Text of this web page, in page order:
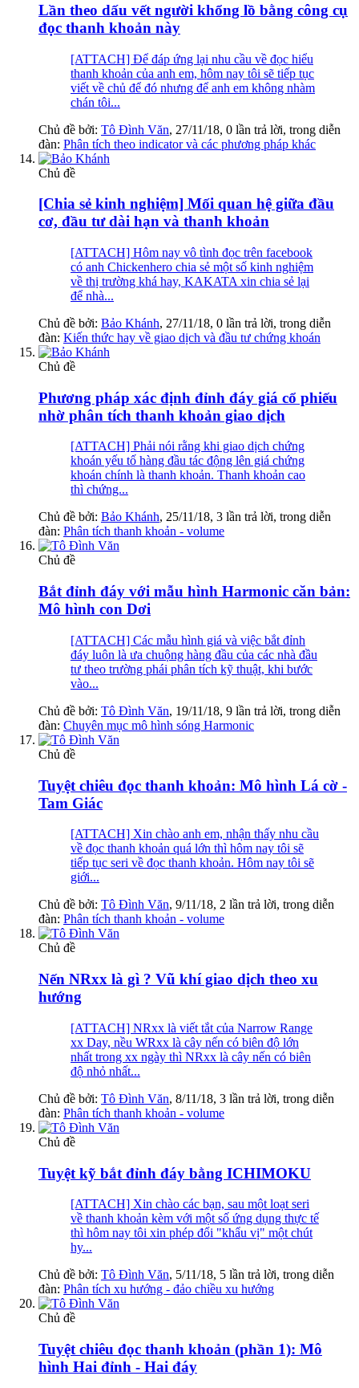
Lần theo dấu vết người khổng lồ bằng công cụ
đọc thanh khoản này
[ATTACH] Để đáp ứng lại nhu cầu về đọc hiểu
thanh khoản của anh em, hôm nay tôi sẽ tiếp tục
viết về chủ để đó nhưng để anh em không nhàm
chán tôi...
Chủ đề bởi: Tô Đình Văn, 27/11/18, 0 lần trả lời, trong diễn
đàn: Phân tích theo indicator và các phương pháp khác
Chủ đề
[Chia sẻ kinh nghiệm] Mối quan hệ giữa đầu
cơ, đầu tư dài hạn và thanh khoản
[ATTACH] Hôm nay vô tình đọc trên facebook
có anh Chickenhero chia sẻ một số kinh nghiệm
về thị trường khá hay, KAKATA xin chia sẻ lại
để nhà...
Chủ đề bởi: Bảo Khánh, 27/11/18, 0 lần trả lời, trong diễn
đàn: Kiến thức hay về giao dịch và đầu tư chứng khoán
Chủ đề
Phương pháp xác định đỉnh đáy giá cổ phiếu
nhờ phân tích thanh khoản giao dịch
[ATTACH] Phải nói rằng khi giao dịch chứng
khoán yếu tố hàng đầu tác động lên giá chứng
khoán chính là thanh khoản. Thanh khoản cao
thì chứng...
Chủ đề bởi: Bảo Khánh, 25/11/18, 3 lần trả lời, trong diễn
đàn: Phân tích thanh khoản - volume
Chủ đề
Bắt đỉnh đáy với mẫu hình Harmonic căn bản:
Mô hình con Dơi
[ATTACH] Các mẫu hình giá và việc bắt đỉnh
đáy luôn là ưa chuộng hàng đầu của các nhà đầu
tư theo trường phái phân tích kỹ thuật, khi bước
vào...
Chủ đề bởi: Tô Đình Văn, 19/11/18, 9 lần trả lời, trong diễn
đàn: Chuyên mục mô hình sóng Harmonic
Chủ đề
Tuyệt chiêu đọc thanh khoản: Mô hình Lá cờ -
Tam Giác
[ATTACH] Xin chào anh em, nhận thấy nhu cầu
về đọc thanh khoản quá lớn thì hôm nay tôi sẽ
tiếp tục seri về đọc thanh khoản. Hôm nay tôi sẽ
giới...
Chủ đề bởi: Tô Đình Văn, 9/11/18, 2 lần trả lời, trong diễn
đàn: Phân tích thanh khoản - volume
Chủ đề
Nến NRxx là gì ? Vũ khí giao dịch theo xu
hướng
[ATTACH] NRxx là viết tắt của Narrow Range
xx Day, nều WRxx là cây nến có biên độ lớn
nhất trong xx ngày thì NRxx là cây nến có biên
độ nhỏ nhất...
Chủ đề bởi: Tô Đình Văn, 8/11/18, 3 lần trả lời, trong diễn
đàn: Phân tích thanh khoản - volume
Chủ đề
Tuyệt kỹ bắt đỉnh đáy bằng ICHIMOKU
[ATTACH] Xin chào các bạn, sau một loạt seri
về thanh khoản kèm với một số ứng dụng thực tế
thì hôm nay tôi xin phép đổi "khẩu vị" một chút
hy...
Chủ đề bởi: Tô Đình Văn, 5/11/18, 5 lần trả lời, trong diễn
đàn: Phân tích xu hướng - đảo chiều xu hướng
Chủ đề
Tuyệt chiêu đọc thanh khoản (phần 1): Mô
hình Hai đỉnh - Hai đáy